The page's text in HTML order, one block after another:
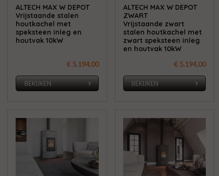
ALTECH MAX W DEPOT
Vrijstaande stalen
houtkachel met
speksteen inleg en
houtvak 10kW
€ 5.194,00
BEKIJKEN
ALTECH MAX W DEPOT
ZWART
Vrijstaande zwart
stalen houtkachel met
zwart speksteen inleg
en houtvak 10kW
€ 5.194,00
BEKIJKEN